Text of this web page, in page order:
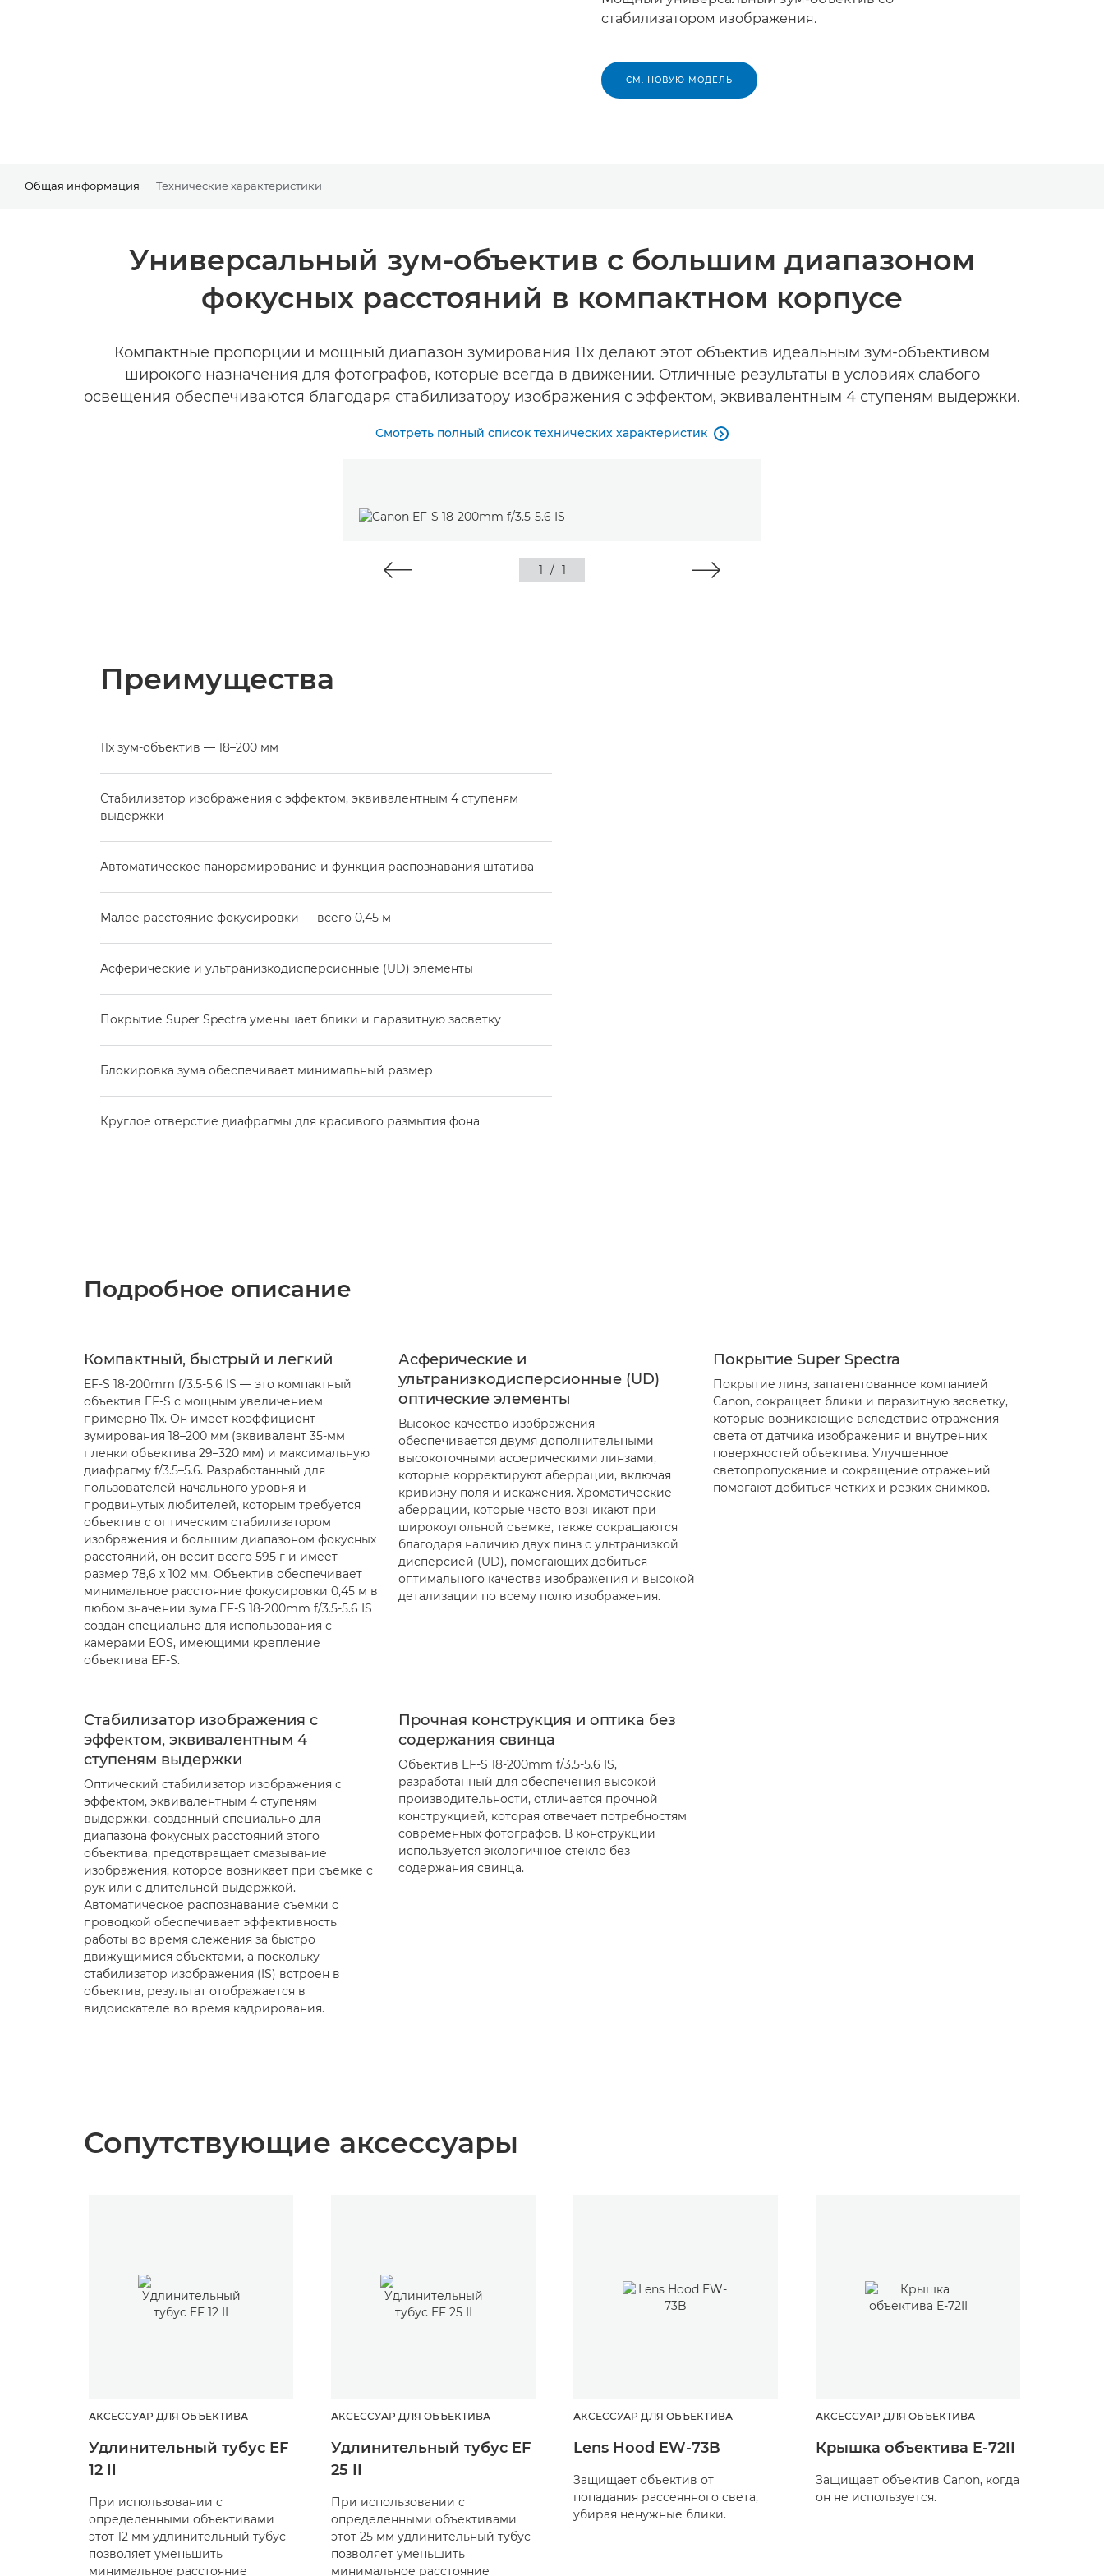
стабилизатором изображения.
СМ. НОВУЮ МОДЕЛЬ
Общая информация Технические характеристики
Универсальный зум-объектив с большим диапазоном
фокусных расстояний в компактном корпусе
Компактные пропорции и мощный диапазон зумирования 11x делают этот объектив идеальным зум-объективом
широкого назначения для фотографов, которые всегда в движении. Отличные результаты в условиях слабого
освещения обеспечиваются благодаря стабилизатору изображения с эффектом, эквивалентным 4 ступеням выдержки.
Смотреть полный список технических характеристик 
1 / 1
Преимущества
11x зум-объектив — 18–200 мм
Стабилизатор изображения с эффектом, эквивалентным 4 ступеням
выдержки
Автоматическое панорамирование и функция распознавания штатива
Малое расстояние фокусировки — всего 0,45 м
Асферические и ультранизкодисперсионные (UD) элементы
Покрытие Super Spectra уменьшает блики и паразитную засветку
Блокировка зума обеспечивает минимальный размер
Круглое отверстие диафрагмы для красивого размытия фона
Подробное описание
Компактный, быстрый и легкий
EF-S 18-200mm f/3.5-5.6 IS — это компактный
объектив EF-S с мощным увеличением
примерно 11x. Он имеет коэффициент
зумирования 18–200 мм (эквивалент 35-мм
пленки объектива 29–320 мм) и максимальную
диафрагму f/3.5–5.6. Разработанный для
пользователей начального уровня и
продвинутых любителей, которым требуется
объектив с оптическим стабилизатором
изображения и большим диапазоном фокусных
расстояний, он весит всего 595 г и имеет
размер 78,6 x 102 мм. Объектив обеспечивает
минимальное расстояние фокусировки 0,45 м в
любом значении зума.EF-S 18-200mm f/3.5-5.6 IS
создан специально для использования с
камерами EOS, имеющими крепление
объектива EF-S.
Асферические и
ультранизкодисперсионные (UD)
оптические элементы
Высокое качество изображения
обеспечивается двумя дополнительными
высокоточными асферическими линзами,
которые корректируют аберрации, включая
кривизну поля и искажения. Хроматические
аберрации, которые часто возникают при
широкоугольной съемке, также сокращаются
благодаря наличию двух линз с ультранизкой
дисперсией (UD), помогающих добиться
оптимального качества изображения и высокой
детализации по всему полю изображения.
Покрытие Super Spectra
Покрытие линз, запатентованное компанией
Canon, сокращает блики и паразитную засветку,
которые возникающие вследствие отражения
света от датчика изображения и внутренних
поверхностей объектива. Улучшенное
светопропускание и сокращение отражений
помогают добиться четких и резких снимков.
Стабилизатор изображения с
эффектом, эквивалентным 4
ступеням выдержки
Оптический стабилизатор изображения с
эффектом, эквивалентным 4 ступеням
выдержки, созданный специально для
диапазона фокусных расстояний этого
объектива, предотвращает смазывание
изображения, которое возникает при съемке с
рук или с длительной выдержкой.
Автоматическое распознавание съемки с
проводкой обеспечивает эффективность
работы во время слежения за быстро
движущимися объектами, а поскольку
стабилизатор изображения (IS) встроен в
объектив, результат отображается в
видоискателе во время кадрирования.
Прочная конструкция и оптика без
содержания свинца
Объектив EF-S 18-200mm f/3.5-5.6 IS,
разработанный для обеспечения высокой
производительности, отличается прочной
конструкцией, которая отвечает потребностям
современных фотографов. В конструкции
используется экологичное стекло без
содержания свинца.
Сопутствующие аксессуары
АКСЕССУАР ДЛЯ ОБЪЕКТИВА
Удлинительный тубус EF
12 II
При использовании с
определенными объективами
этот 12 мм удлинительный тубус
позволяет уменьшить
минимальное расстояние
АКСЕССУАР ДЛЯ ОБЪЕКТИВА
Удлинительный тубус EF
25 II
При использовании с
определенными объективами
этот 25 мм удлинительный тубус
позволяет уменьшить
минимальное расстояние
АКСЕССУАР ДЛЯ ОБЪЕКТИВА
Lens Hood EW-73B
Защищает объектив от
попадания рассеянного света,
убирая ненужные блики.
АКСЕССУАР ДЛЯ ОБЪЕКТИВА
Крышка объектива E-72II
Защищает объектив Canon, когда
он не используется.